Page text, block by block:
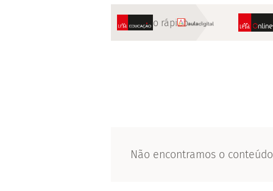
Acesso rápido
Não encontramos o